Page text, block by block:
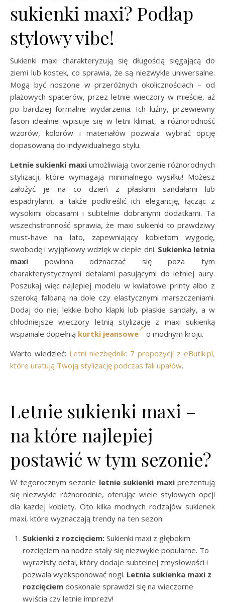
sukienki maxi? Podłap
stylowy vibe!
Sukienki maxi charakteryzują się długością sięgającą do
ziemi lub kostek, co sprawia, że są niezwykle uniwersalne.
Mogą być noszone w przeróżnych okolicznościach – od
plażowych spacerów, przez letnie wieczory w mieście, aż
po bardziej formalne wydarzenia. Ich luźny, przewiewny
fason idealnie wpisuje się w letni klimat, a różnorodność
wzorów, kolorów i materiałów pozwala wybrać opcję
dopasowaną do indywidualnego stylu.
Letnie sukienki maxiumożliwiają tworzenie różnorodnych
stylizacji, które wymagają minimalnego wysiłku! Możesz
założyć je na co dzień z płaskimi sandałami lub
espadrylami, a także podkreślić ich elegancję, łącząc z
wysokimi obcasami i subtelnie dobranymi dodatkami. Ta
wszechstronność sprawia, że maxi sukienki to prawdziwy
must-have na lato, zapewniający kobietom wygodę,
swobodę i wyjątkowy wdzięk w ciepłe dni. Sukienka letnia
maxi powinna odznaczać się poza tym
charakterystycznymi detalami pasującymi do letniej aury.
Poszukaj więc najlepiej modelu w kwiatowe printy albo z
szeroką falbaną na dole czy elastycznymi marszczeniami.
Dodaj do niej lekkie boho klapki lub płaskie sandały, a w
chłodniejsze wieczory letnią stylizację z maxi sukienką
wspaniale dopełnią kurtki jeansowe
o modnym kroju.
Warto wiedzieć: Letni niezbędnik: 7 propozycji z eButik.pl,
które uratują Twoją stylizację podczas fali upałów.
Letnie sukienki maxi –
na które najlepiej
postawić w tym sezonie?
W tegorocznym sezonie letnie sukienki maxiprezentują
się niezwykle różnorodnie, oferując wiele stylowych opcji
dla każdej kobiety. Oto kilka modnych rodzajów sukienek
maxi, które wyznaczają trendy na ten sezon:
Sukienki z rozcięciem: Sukienki maxi z głębokim
rozcięciem na nodze stały się niezwykle popularne. To
wyrazisty detal, który dodaje subtelnej zmysłowości i
pozwala wyeksponować nogi. Letnia sukienka maxi z
rozcięciem doskonale sprawdzi się na wieczorne
wyjścia czy letnie imprezy!